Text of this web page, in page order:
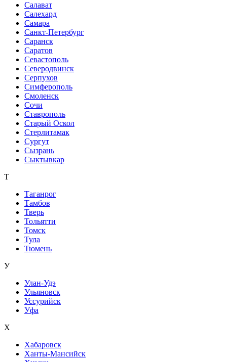
Салават
Салехард
Самара
Санкт-Петербург
Саранск
Саратов
Севастополь
Северодвинск
Серпухов
Симферополь
Смоленск
Сочи
Ставрополь
Старый Оскол
Стерлитамак
Сургут
Сызрань
Сыктывкар
Т
Таганрог
Тамбов
Тверь
Тольятти
Томск
Тула
Тюмень
У
Улан-Удэ
Ульяновск
Уссурийск
Уфа
Х
Хабаровск
Ханты-Мансийск